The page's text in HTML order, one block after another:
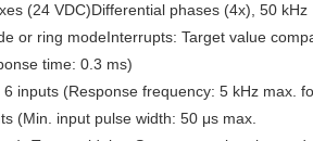
(24 VDC)Differential phases (4x), 50
or ring modeInterrupts: Target value
time: 0.3 ms)
inputs (Response frequency: 5 kHz max.
(Min. input pulse width: 50 μs max.